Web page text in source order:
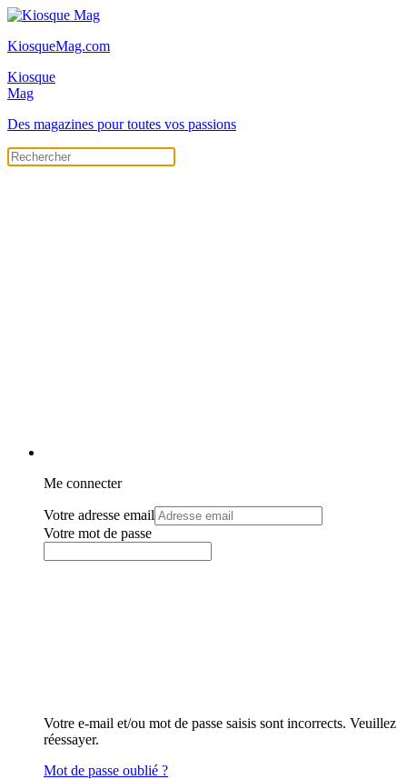
KiosqueMag.com
Kiosque
Mag
Des magazines pour toutes vos passions
Me connecter
Votre adresse email
Votre mot de passe
Votre e-mail et/ou mot de passe saisis sont incorrects. Veuillez
réessayer.
Mot de passe oublié ?